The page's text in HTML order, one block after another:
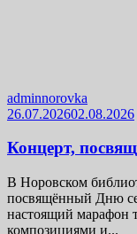
adminnorovka
26.07.202602.08.2026
Концерт,
В Норовском
посвящённый Дню
настоящий марафон
композициями и...